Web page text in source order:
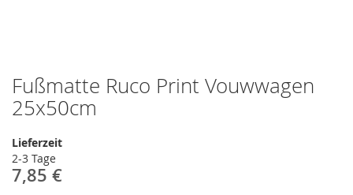
Fußmatte Ruco Print Vouwwagen
25x50cm
Lieferzeit
2-3 Tage
7,85 €
Zum
Anfang
der
springen